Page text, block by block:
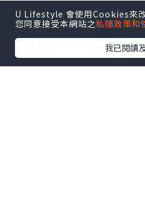
踏入6月份是日本的梅
放時侯, 以往梅雨季節
今年移居了日本, 當然
所。
U Lifestyle 會使用Cookies來
您同意接受本網站之私隱政策和
我已閱讀